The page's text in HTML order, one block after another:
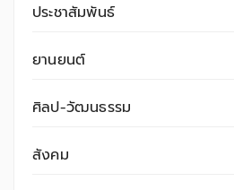
ประชาสัมพันธ์
ยานยนต์
ศิลป-วัฒนธรรม
สังคม